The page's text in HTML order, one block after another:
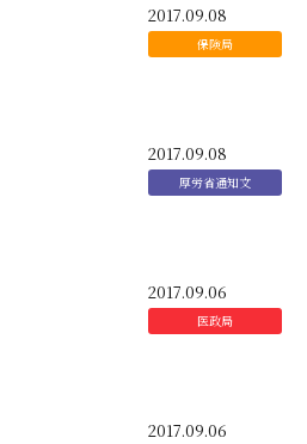
2017.09.08
2017.09.08
2017.09.06
2017.09.06